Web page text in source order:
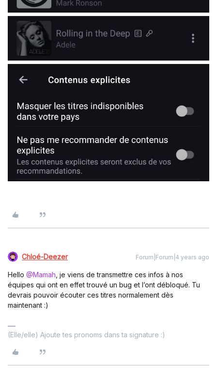
Chloé-Deezer Forum|Forum|4 years ago
Hello @Mamah, je viens de transmettre ces infos à nos
équipes qui ont en effet trouvé un bug et l’ont débloqué. Tu
devrais pouvoir écouter ces titres normalement dès
maintenant :)
(Elle/elle) Ajoute tes pronoms dans ta signature :)